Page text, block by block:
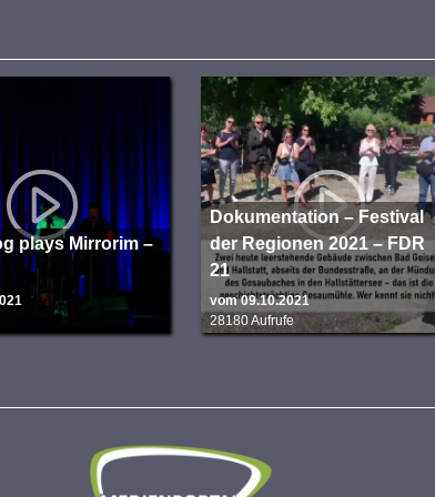
plays Mirrorim –
Dokumentation – Festival
der Regionen 2021 – FDR
21
vom 09.10.2021
28180 Aufrufe